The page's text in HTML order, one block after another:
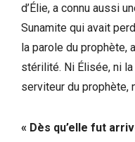
d’Élie, a connu aussi
Sunamite qui avait
la parole du prophète,
stérilité. Ni Élisée, ni la
serviteur du prophète,
« Dès qu’elle fut